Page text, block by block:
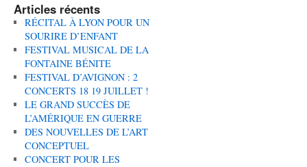
Articles récents
RÉCITAL À LYON POUR UN
SOURIRE D’ENFANT
FESTIVAL MUSICAL DE LA
FONTAINE BÉNITE
FESTIVAL D’AVIGNON : 2
CONCERTS 18 19 JUILLET !
LE GRAND SUCCÈS DE
L’AMÉRIQUE EN GUERRE
DES NOUVELLES DE L’ART
CONCEPTUEL
CONCERT POUR LES